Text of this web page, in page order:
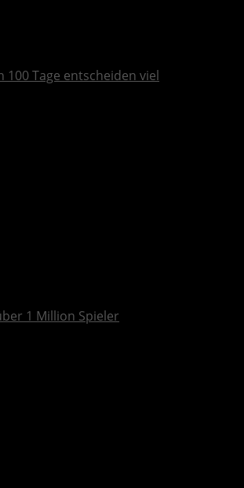
100 Tage entscheiden viel
1 Million Spieler